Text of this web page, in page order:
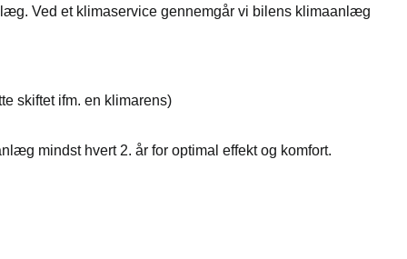
Ved et klimaservice gennemgår vi bilens klimaanlæg
skiftet ifm. en klimarens)
mindst hvert 2. år for optimal effekt og komfort.